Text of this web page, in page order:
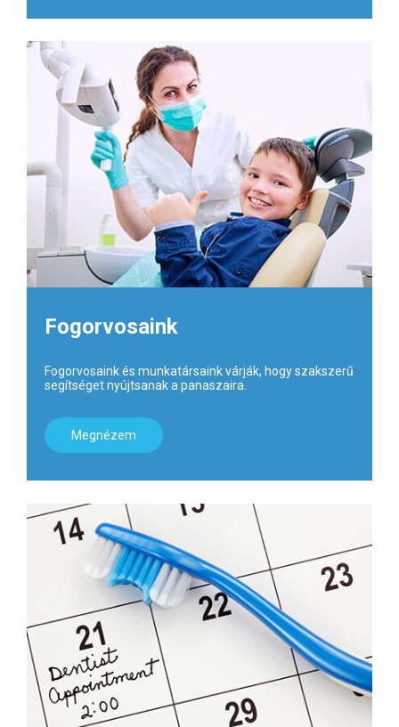
Fogorvosaink
Fogorvosaink és munkatársaink várják, hogy szakszerű
segítséget nyújtsanak a panaszaira.
Megnézem